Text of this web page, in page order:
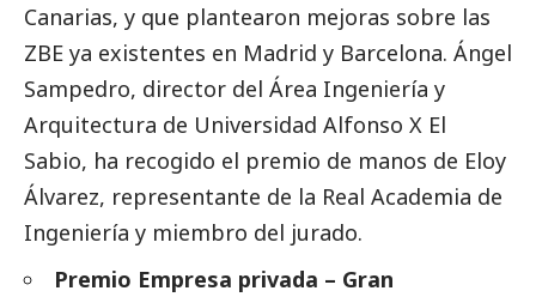
Canarias, y que plantearon mejoras sobre las
ZBE ya existentes en Madrid y Barcelona. Ángel
Sampedro, director del Área Ingeniería y
Arquitectura de Universidad Alfonso X El
Sabio, ha recogido el premio de manos de Eloy
Álvarez, representante de la Real Academia de
Ingeniería y miembro del jurado.
Premio Empresa privada – Gran